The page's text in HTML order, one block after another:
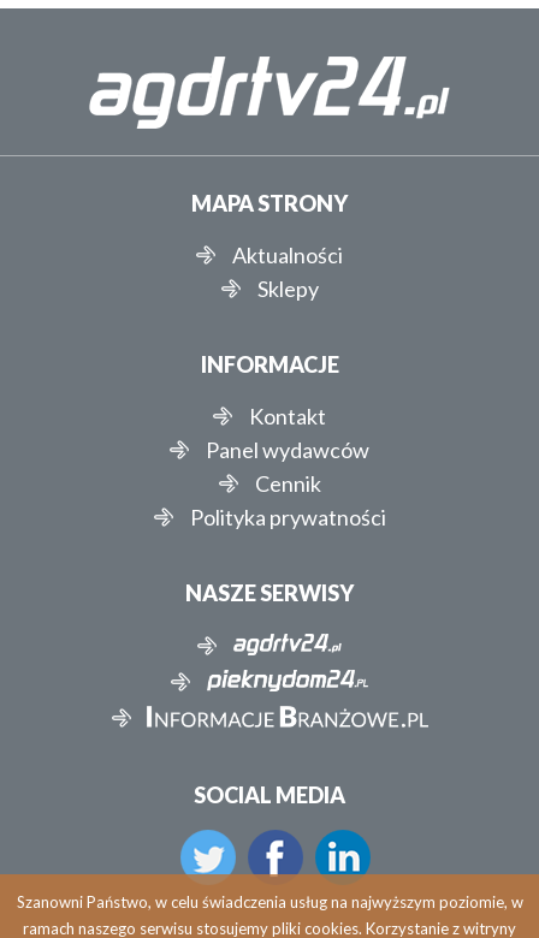
MAPA STRONY
Aktualności
Sklepy
INFORMACJE
Kontakt
Panel wydawców
Cennik
Polityka prywatności
NASZE SERWISY
SOCIAL MEDIA
Szanowni Państwo, w celu świadczenia usług na najwyższym poziomie, w
ramach naszego serwisu stosujemy pliki cookies. Korzystanie z witryny